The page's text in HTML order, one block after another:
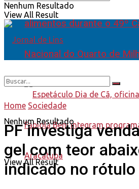
alimentos durante o 49º
Nacional do Quarto de
Nenhum Resultado
View All Result
Nenhum Resultado
View All Result
Home Sociedade
PF investiga
gel com teor
indicado no rótulo